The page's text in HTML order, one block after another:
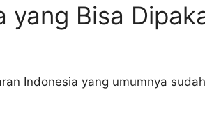
yang Bisa
Indonesia yang umumnya